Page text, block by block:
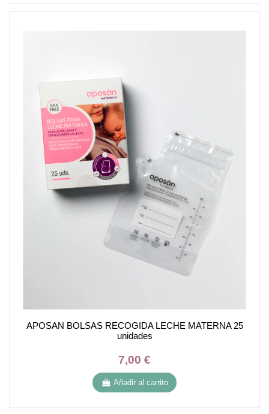
APOSAN BOLSAS RECOGIDA LECHE MATERNA 25
unidades
7,00 €
Añadir al carrito